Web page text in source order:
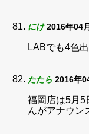
にけ 2016年04
LABでも4色
たたら 2016年
福岡店は5月5
んがアナウン